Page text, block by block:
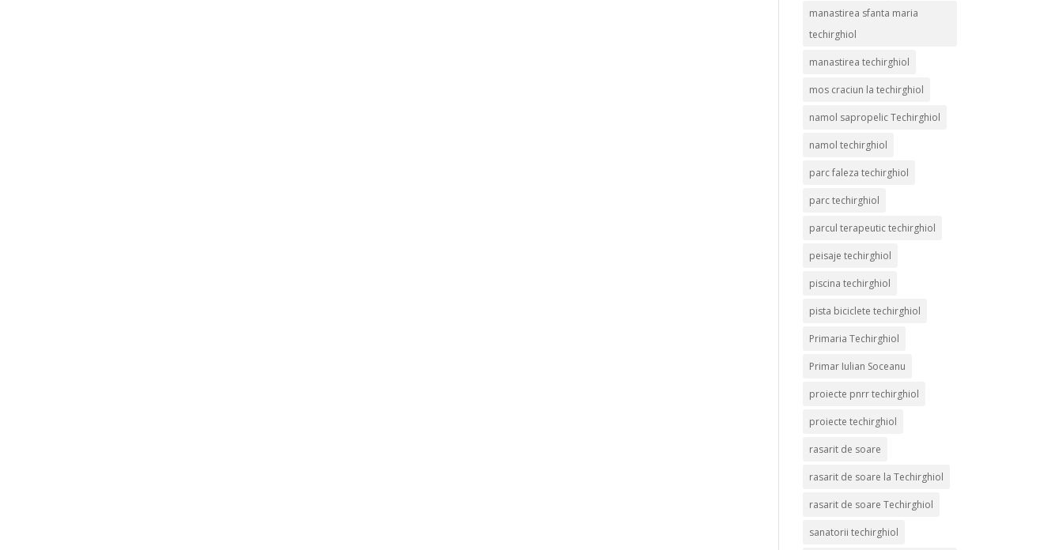
manastirea sfanta maria
techirghiol
manastirea techirghiol
mos craciun la techirghiol
namol sapropelic Techirghiol
namol techirghiol
parc faleza techirghiol
parc techirghiol
parcul terapeutic techirghiol
peisaje techirghiol
piscina techirghiol
pista biciclete techirghiol
Primaria Techirghiol
Primar Iulian Soceanu
proiecte pnrr techirghiol
proiecte techirghiol
rasarit de soare
rasarit de soare la Techirghiol
rasarit de soare Techirghiol
sanatorii techirghiol